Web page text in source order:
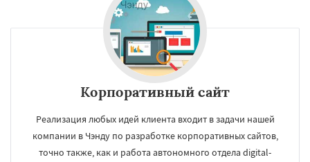
Корпоративный сайт
Реализация любых идей клиента входит в задачи нашей
компании в Чэнду по разработке корпоративных сайтов,
точно также, как и работа автономного отдела digital-